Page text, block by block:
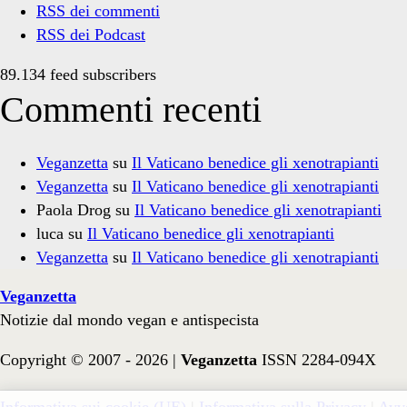
RSS dei commenti
RSS dei Podcast
89.134 feed subscribers
Commenti recenti
Veganzetta su Il Vaticano benedice gli xenotrapianti
Veganzetta su Il Vaticano benedice gli xenotrapianti
Paola Drog su Il Vaticano benedice gli xenotrapianti
luca su Il Vaticano benedice gli xenotrapianti
Veganzetta su Il Vaticano benedice gli xenotrapianti
Veganzetta
Notizie dal mondo vegan e antispecista
Copyright © 2007 - 2026 | Veganzetta ISSN 2284-094X